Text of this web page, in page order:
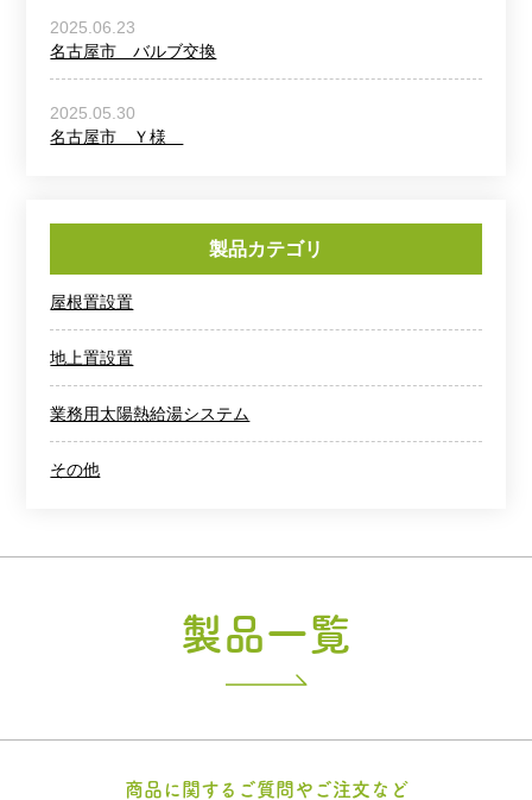
2025.06.23
名古屋市 バルブ交換
2025.05.30
名古屋市 Ｙ様
製品カテゴリ
屋根置設置
地上置設置
業務用太陽熱給湯システム
その他
製品一覧
商品に関するご質問やご注文など